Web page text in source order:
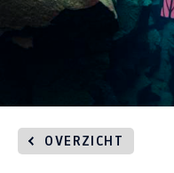
OVERZICHT